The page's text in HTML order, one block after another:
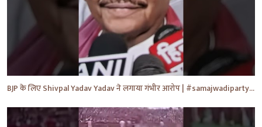
BJP के लिए Shivpal Yadav Yadav ने लगाया गंभीर आरोप | #samajwadiparty | Akhilesh Yadav | #shorts #yt